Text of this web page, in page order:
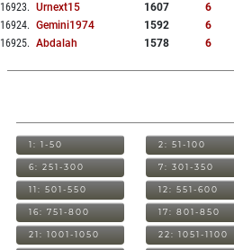
16923. Urnext15 1607 6
16924. Gemini1974 1592 6
16925. Abdalah 1578 6
1: 1-50 2: 51-100
6: 251-300 7: 301-350
11: 501-550 12: 551-600
16: 751-800 17: 801-850
21: 1001-1050 22: 1051-1100